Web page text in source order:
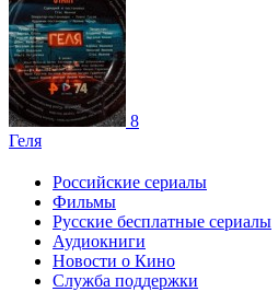
8
Геля
Российские сериалы
Фильмы
Русские бесплатные сериалы
Аудиокниги
Новости о Кино
Служба поддержки